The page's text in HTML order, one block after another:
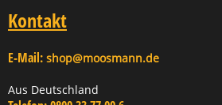
Kontakt
E-Mail: shop@moosmann.de
Aus Deutschland